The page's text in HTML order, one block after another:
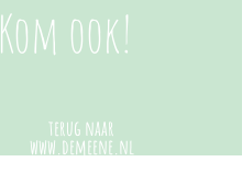
Kom ook!
terug naar
www.demeene.nl